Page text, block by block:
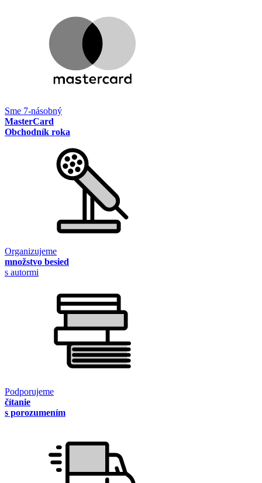
Sme 7-násobný
MasterCard
Obchodník roka
Organizujeme
množstvo besied
s autormi
Podporujeme
čítanie
s porozumením